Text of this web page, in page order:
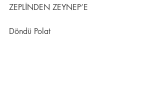
ZEPLİNDEN ZEYNEP’E
Döndü Polat